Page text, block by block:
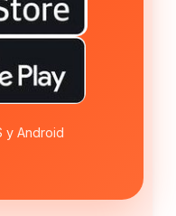
y Android